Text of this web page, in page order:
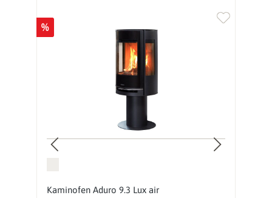
%
Kaminofen Aduro 9.3 Lux air